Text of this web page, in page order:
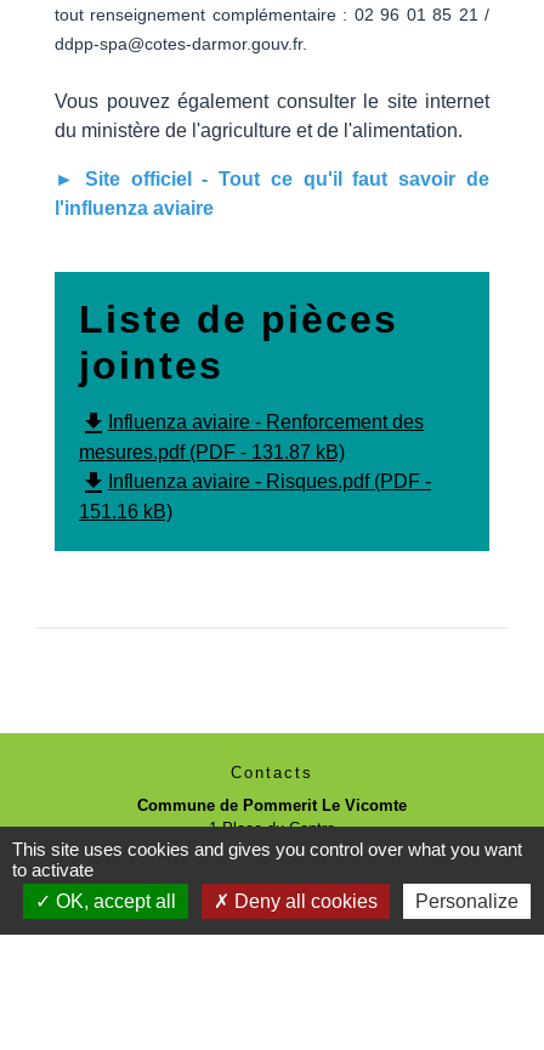
tout renseignement complémentaire : 02 96 01 85 21 /
ddpp-spa@cotes-darmor.gouv.fr.
Vous pouvez également consulter le site internet
du ministère de l'agriculture et de l'alimentation.
► Site officiel - Tout ce qu'il faut savoir de
l'influenza aviaire
Liste de pièces
jointes
file_download Influenza aviaire - Renforcement des
mesures.pdf (PDF - 131.87 kB)
file_download Influenza aviaire - Risques.pdf (PDF -
151.16 kB)
Contacts
Commune de Pommerit Le Vicomte
1 Place du Centre
22200 Pommerit-le-Vicomte - FRANCE
Contact par formulaire
This site uses cookies and gives you control over what you want
to activate
OK, accept all
Deny all cookies Personalize